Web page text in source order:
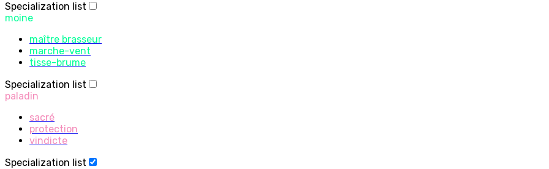
Specialization list
moine
maître brasseur
marche-vent
tisse-brume
Specialization list
paladin
sacré
protection
vindicte
Specialization list